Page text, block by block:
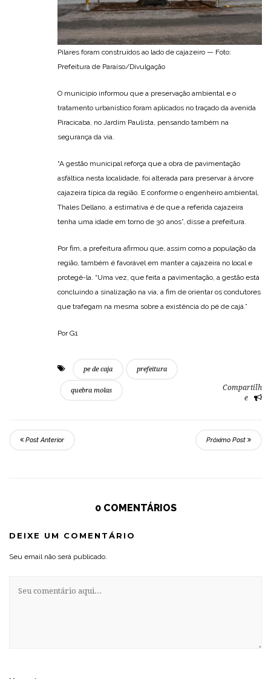
Pilares foram construídos ao lado de cajazeiro — Foto:
Prefeitura de Paraíso/Divulgação
O município informou que a preservação ambiental e o
tratamento urbanístico foram aplicados no traçado da avenida
Piracicaba, no Jardim Paulista, pensando também na
segurança da via.
“A gestão municipal reforça que a obra de pavimentação
asfáltica nesta localidade, foi alterada para preservar à árvore
cajazeira típica da região. E conforme o engenheiro ambiental,
Thales Dellano, a estimativa é de que a referida cajazeira
tenha uma idade em torno de 30 anos”, disse a prefeitura.
Por fim, a prefeitura afirmou que, assim como a população da
região, também é favorável em manter a cajazeira no local e
protegê-la. “Uma vez, que feita a pavimentação, a gestão está
concluindo a sinalização na via, a fim de orientar os condutores
que trafegam na mesma sobre a existência do pé de cajá.”
Por G1
pe de caja prefeitura
quebra molas
Compartilh
e
Post Anterior Próximo Post
0 COMENTÁRIOS
DEIXE UM COMENTÁRIO
Seu email não será publicado.